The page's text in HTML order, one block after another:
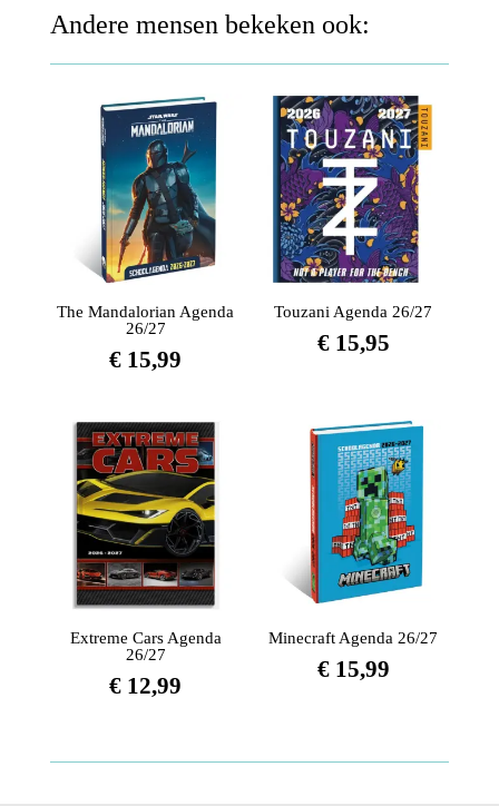
Andere mensen bekeken ook:
The Mandalorian Agenda
26/27
€ 15,99
Touzani Agenda 26/27
€15,95
Extreme Cars Agenda
26/27
€ 12,99
Minecraft Agenda 26/27
€15,99